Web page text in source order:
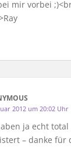
mir vorbei
2012 um 20:02 Uhr
ja echt
– danke für